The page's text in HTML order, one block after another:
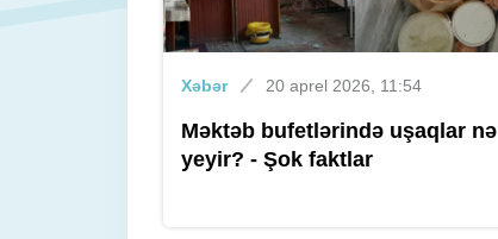
Xəbər 20 aprel 2026, 11:54
Məktəb bufetlərində uşaqlar nə
yeyir? - Şok faktlar